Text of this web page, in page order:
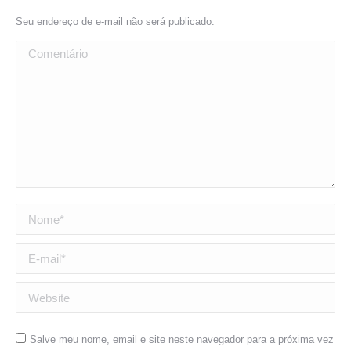
Seu endereço de e-mail não será publicado.
Comentário
Nome *
E-mail *
Website
Salve meu nome, email e site neste navegador para a próxima vez